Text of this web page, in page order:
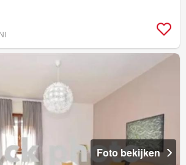
Foto bekijken